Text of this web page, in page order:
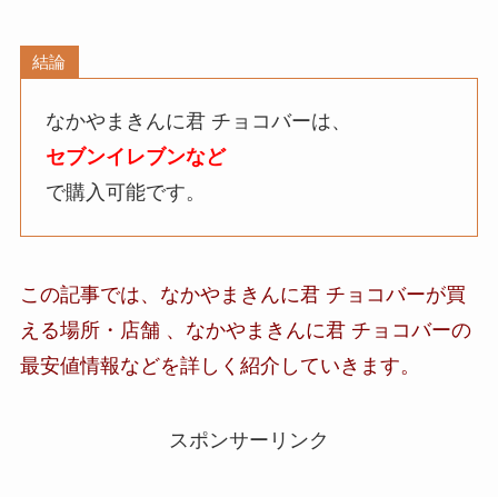
結論
なかやまきんに君 チョコバーは、
セブンイレブンなど
で購入可能です。
この記事では、なかやまきんに君 チョコバーが買
える場所・店舗 、なかやまきんに君 チョコバーの
最安値情報などを詳しく紹介していきます。
スポンサーリンク